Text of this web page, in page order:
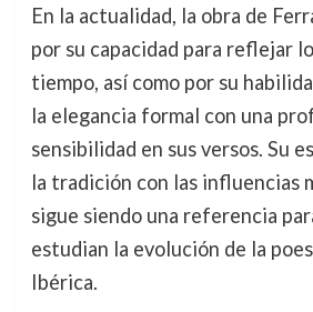
En la actualidad, la obra de
por su capacidad para reflejar
tiempo, así como por su
la elegancia formal con una
sensibilidad en sus versos. Su
la tradición con las influencias
sigue siendo una referencia
estudian la evolución de la
Ibérica.